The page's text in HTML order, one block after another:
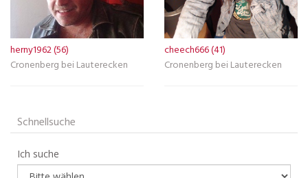
herny1962 (56)
Cronenberg bei Lauterecken
cheech666 (41)
Cronenberg bei Lauterecken
Schnellsuche
Ich suche